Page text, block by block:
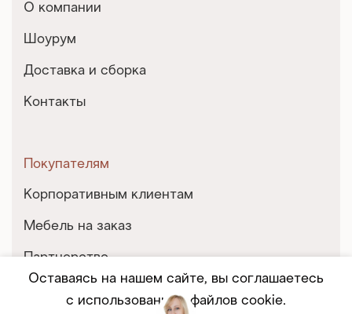
О компании
Шоурум
Доставка и сборка
Контакты
Покупателям
Корпоративным клиентам
Мебель на заказ
Партнерство
Оставаясь на нашем сайте, вы соглашаетесь
с использованием файлов cookie.